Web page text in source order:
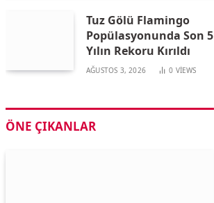
Tuz Gölü Flamingo
Popülasyonunda Son 5
Yılın Rekoru Kırıldı
AĞUSTOS 3, 2026 0 VIEWS
ÖNE ÇIKANLAR